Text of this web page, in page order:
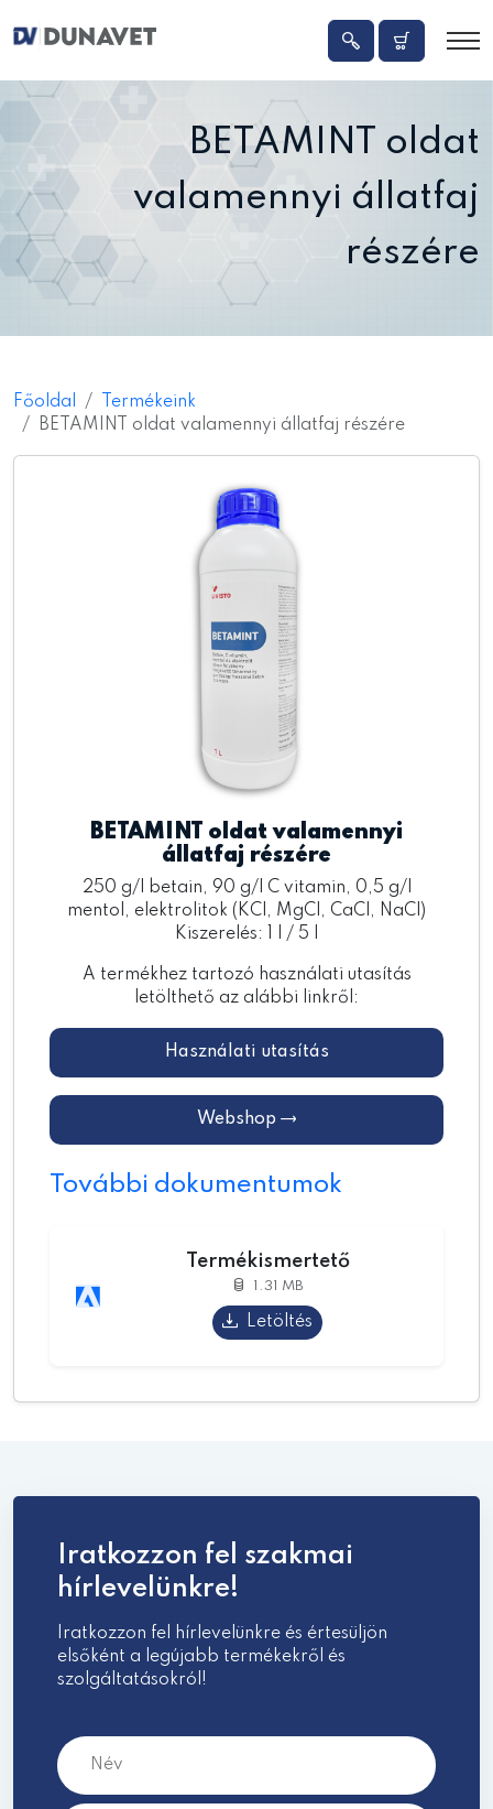
BETAMINT oldat
valamennyi állatfaj
részére
Főoldal
Termékeink
BETAMINT oldat valamennyi állatfaj részére
BETAMINT oldat valamennyi
állatfaj részére
250 g/l betain, 90 g/l C vitamin, 0,5 g/l
mentol, elektrolitok (KCl, MgCl, CaCl, NaCl)
Kiszerelés: 1 l / 5 l
A termékhez tartozó használati utasítás
letölthető az alábbi linkről:
Használati utasítás
Webshop
További dokumentumok
Termékismertető
1.31 MB
Letöltés
Iratkozzon fel szakmai
hírlevelünkre!
Iratkozzon fel hírlevelünkre és értesüljön
elsőként a legújabb termékekről és
szolgáltatásokról!